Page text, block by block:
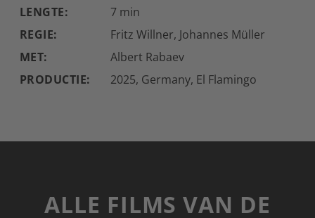
LENGTE:
7 min
REGIE:
Fritz Willner, Johannes Müller
MET:
Albert Rabaev
PRODUCTIE:
2025, Germany, El Flamingo
ALLE FILMS VAN DE